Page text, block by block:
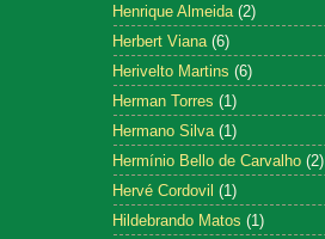
Henrique Almeida (2)
Herbert Viana (6)
Herivelto Martins (6)
Herman Torres (1)
Hermano Silva (1)
Hermínio Bello de Carvalho (2)
Hervé Cordovil (1)
Hildebrando Matos (1)